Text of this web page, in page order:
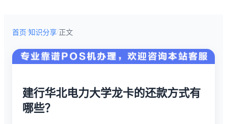
首页/知识分享/正文
建行华北电力大学龙卡的还款方式有
哪些？